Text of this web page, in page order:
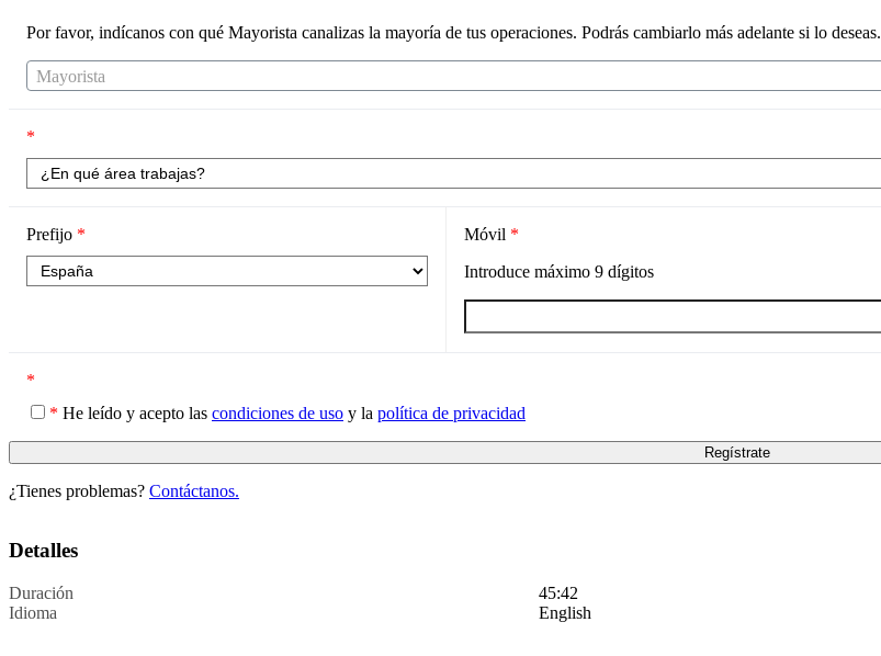
Por favor, indícanos con qué Mayorista canalizas la mayoría de tus operaciones. Podrás cambiarlo más adelante si lo deseas.
Mayorista
*
Prefijo * Móvil *
Introduce máximo9 dígitos
*
* He leído y acepto las condiciones de uso y la política de privacidad
¿Tienes problemas? Contáctanos.
Detalles
Duración
45:42
Idioma
English